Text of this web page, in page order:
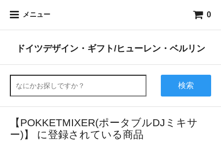
メニュー 0
ドイツデザイン・ギフト/ヒューレン・ベルリン
検索
【POKKETMIXER(ポータブルDJミキサ
ー)】 に登録されている商品